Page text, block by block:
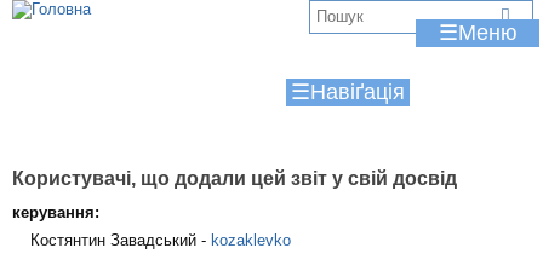
Jump to navigation
☰
☰
Користувачі, що додали цей звіт у свій досвід
керування:
Костянтин Завадський - kozaklevko